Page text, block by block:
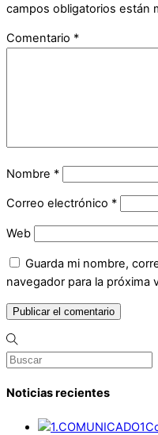
campos obligatorios están
Comentario *
Nombre *
Correo electrónico *
Web
Guarda mi nombre,
navegador para la próxima
Noticias recientes